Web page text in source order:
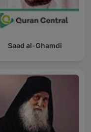
Saad al-Ghamdi